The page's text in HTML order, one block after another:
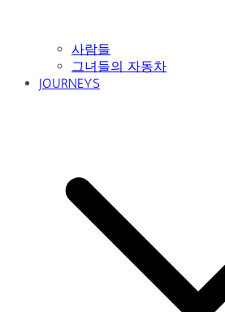
사람들
그녀들의 자동차
JOURNEYS